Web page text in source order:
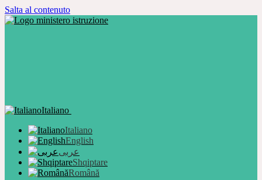
Salta al contenuto
Italiano
Italiano
English
عربى
Shqiptare
Română